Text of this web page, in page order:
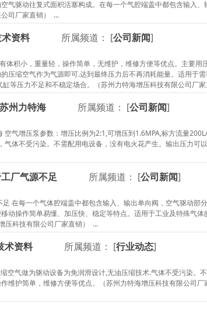
气驱动往复式面积活塞构成。在每一个气腔端盖中都包含输入
司厂家直销） ...
术资料 所属频道： [公司新闻]
体积小，重量轻，操作简单，无维护，维修方便等优点。主要用
压缩空气作为气源即可.达到最终压力后不再消耗能量。适用于
等压力不足和不稳定场合。（苏州力特海增压科技有限公司厂
州力特海 所属频道： [公司新闻]
空气增压泵参数：增压比例为2:1,可增压到1.6MPA,标方流量
气体不受污染。不需配用电设备，没有电火花产生。输出压力可
厂气源不足 所属频道： [公司新闻]
在每一个气体腔端盖中都包含输入、输出单向阀，空气驱动部
动操作简单易懂、加压快、稳定等特点。适用于工业及特殊气
压科技有限公司厂家直销） ...
术资料 所属频道： [行业动态]
空气做为驱动设备为免润滑设计,无油压缩技术.气体不受污染。
维护简单，维修方便等优点。（苏州力特海增压科技有限公司